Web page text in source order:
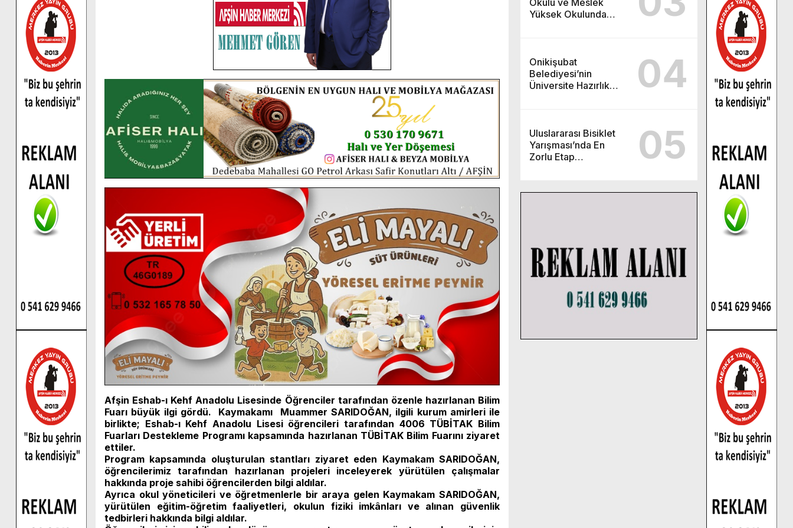
Yüksek Okulunda
Onikişubat
Belediyesi’nin
Üniversite Hazırlık
04
Uluslararası Bisiklet
Yarışması’nda En
Zorlu Etap
05
Afşin Eshab-ı Kehf Anadolu Lisesinde Öğrenciler tarafından özenle hazırlanan Bilim
Fuarı büyük ilgi gördü. Kaymakamı Muammer SARIDOĞAN, ilgili kurum amirleri ile
birlikte; Eshab-ı Kehf Anadolu Lisesi öğrencileri tarafından 4006 TÜBİTAK Bilim
Fuarları Destekleme Programı kapsamında hazırlanan TÜBİTAK Bilim Fuarını ziyaret
ettiler.
Program kapsamında oluşturulan stantları ziyaret eden Kaymakam SARIDOĞAN,
öğrencilerimiz tarafından hazırlanan projeleri inceleyerek yürütülen çalışmalar
hakkında proje sahibi öğrencilerden bilgi aldılar.
Ayrıca okul yöneticileri ve öğretmenlerle bir araya gelen Kaymakam SARIDOĞAN,
yürütülen eğitim-öğretim faaliyetleri, okulun fiziki imkânları ve alınan güvenlik
tedbirleri hakkında bilgi aldılar.